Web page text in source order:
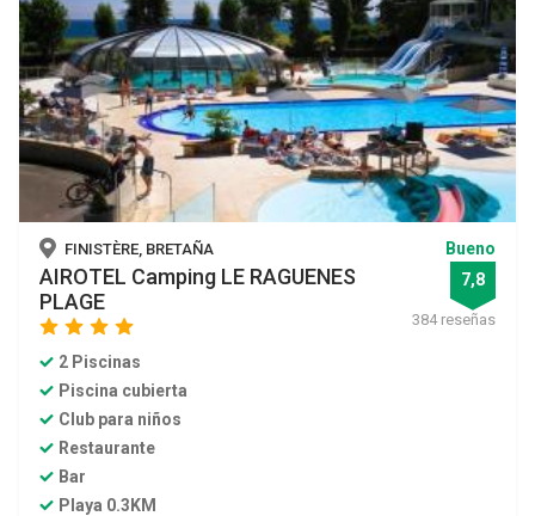
FINISTÈRE, BRETAÑA
AIROTEL Camping LE RAGUENES
PLAGE
star star star
Bueno
7,8
384 reseñas
2 Piscinas
Piscina cubierta
Club para niños
Restaurante
Bar
Playa 0.3KM